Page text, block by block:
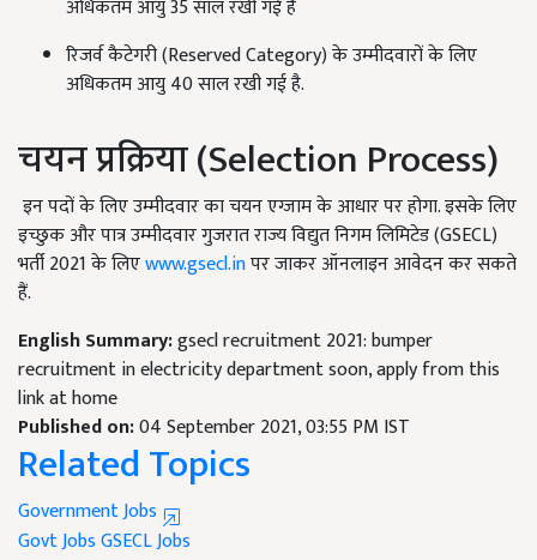
अधिकतम आयु 35 साल रखी गई है
रिजर्व कैटेगरी (Reserved Category) के उम्मीदवारों के लिए
अधिकतम आयु 40 साल रखी गई है.
चयन प्रक्रिया (Selection Process)
इन पदों के लिए उम्मीदवार का चयन एग्जाम के आधार पर होगा. इसके लिए
इच्छुक और पात्र उम्मीदवार गुजरात राज्य विद्युत निगम लिमिटेड (GSECL)
भर्ती 2021 के लिएwww.gsecl.inपर जाकर ऑनलाइन आवेदन कर सकते
हैं.
English Summary:gsecl recruitment 2021: bumper
recruitment in electricity department soon, apply from this
link at home
Published on:04 September 2021, 03:55 PM IST
Related Topics
Government Jobs
Govt JobsGSECL Jobs